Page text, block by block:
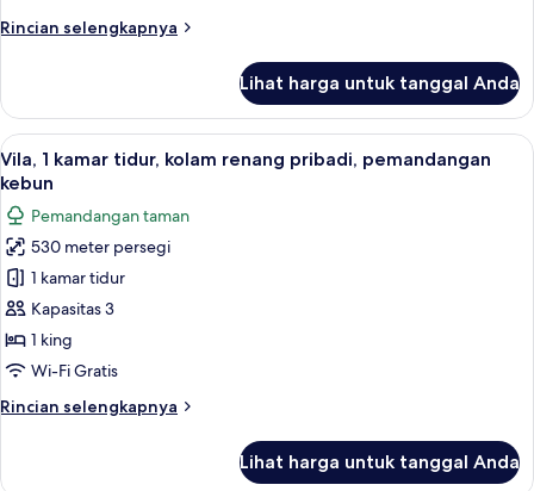
pribadi,
(Hibiscus
Villa)
Rincian selengkapnya
Rincian
Vila,
kamar
tidur,
renang
pribadi,
pemandangan
kebun
(Hibiscus
Lihat harga untuk tanggal Anda
Lihat
semua
foto
untuk
Vila,
kamar
tidur,
kolam
pribadi,
Vila, 1 kamar tidur, kolam renang
8
Vila, 1 kamar tidur, kolam renang pribadi, pemandangan
kebun
Pemandangan taman
530 meter persegi
1 kamar tidur
Kapasitas 3
1 king
Wi-Fi Gratis
Rincian selengkapnya
Rincian
Lihat harga untuk tanggal Anda